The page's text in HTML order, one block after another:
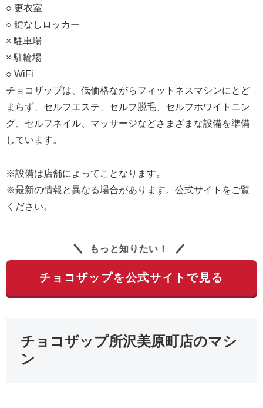
○ 更衣室
○ 鍵なしロッカー
× 駐車場
× 駐輪場
○ WiFi
チョコザップは、低価格ながらフィットネスマシンにとど
まらず、セルフエステ、セルフ脱毛、セルフホワイトニン
グ、セルフネイル、マッサージなどさまざまな設備を準備
しています。
※設備は店舗によってことなります。
※最新の情報と異なる場合があります。公式サイトをご覧
ください。
もっと知りたい！
チョコザップを公式サイトで見る
チョコザップ所沢美原町店のマシ
ン